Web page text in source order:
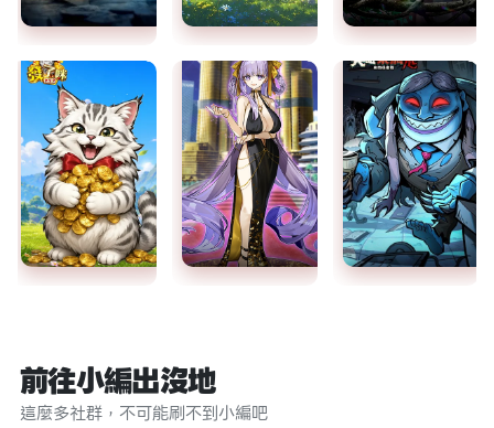
前往小編出沒地
這麼多社群，不可能刷不到小編吧